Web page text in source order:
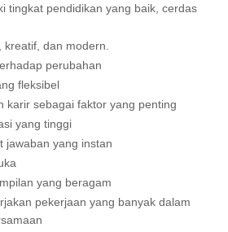
tingkat pendidikan yang baik, cerdas
kreatif, dan modern.
perubahan
fleksibel
karir sebagai faktor yang penting
yang tinggi
jawaban yang instan
yang beragam
pekerjaan yang banyak dalam